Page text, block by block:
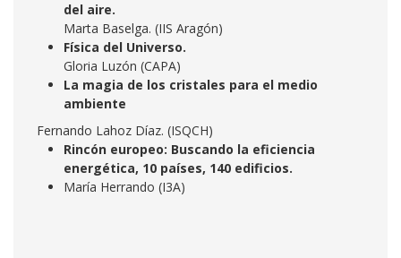
del aire.
Marta Baselga. (IIS Aragón)
Física del Universo.
Gloria Luzón (CAPA)
La magia de los cristales para el medio
ambiente
Fernando Lahoz Díaz. (ISQCH)
Rincón europeo: Buscando la eficiencia
energética, 10 países, 140 edificios.
María Herrando (I3A)